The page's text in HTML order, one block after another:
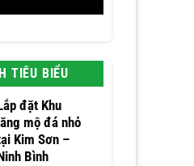
TIÊU BIỂU
Lắp đặt Khu
lăng mộ đá nhỏ
Kim Sơn –
Ninh Bình